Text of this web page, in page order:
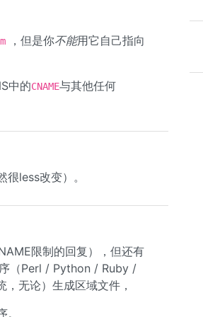
，但是你不能用它自己指向
中的CNAME与其他任何
less改变）。
限制的回复），但还有
（Perl / Python / Ruby /
无论）生成区域文件，